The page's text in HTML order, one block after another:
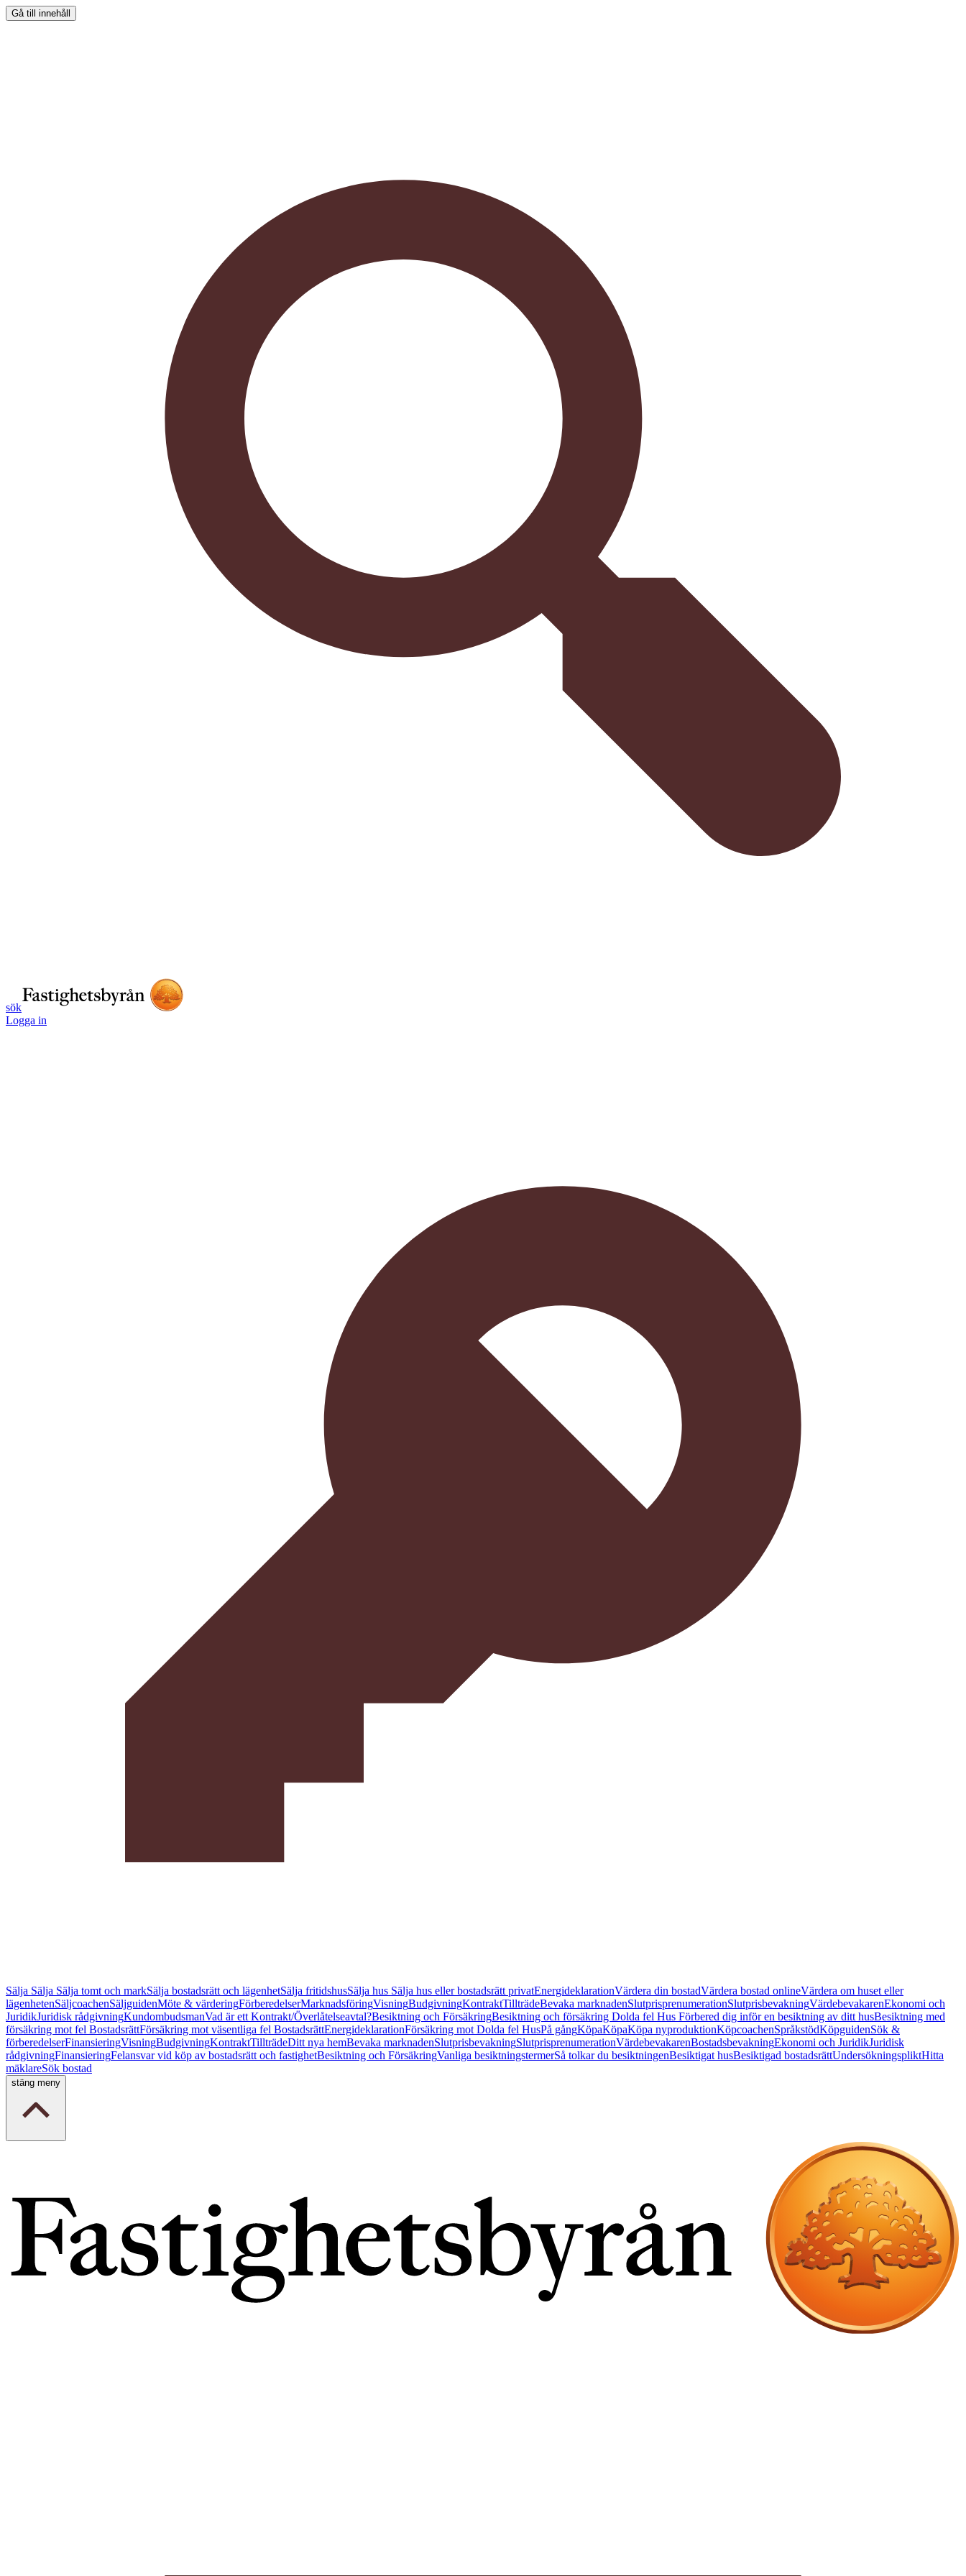
Gå till innehåll
sök
Logga in
Sälja Sälja Sälja tomt och markSälja bostadsrätt och lägenhetSälja fritidshusSälja hus Sälja hus eller bostadsrätt privatEnergideklarationVärdera din bostadVärdera bostad onlineVärdera om huset eller
lägenhetenSäljcoachenSäljguidenMöte & värderingFörberedelserMarknadsföringVisningBudgivningKontraktTillträdeBevaka marknadenSlutprisprenumerationSlutprisbevakningVärdebevakarenEkonomi och
JuridikJuridisk rådgivningKundombudsmanVad är ett Kontrakt/Överlåtelseavtal?Besiktning och FörsäkringBesiktning och försäkring Dolda fel Hus Förbered dig inför en besiktning av ditt husBesiktning med
försäkring mot fel BostadsrättFörsäkring mot väsentliga fel BostadsrättEnergideklarationFörsäkring mot Dolda fel HusPå gångKöpaKöpaKöpa nyproduktionKöpcoachenSpråkstödKöpguidenSök &
förberedelserFinansieringVisningBudgivningKontraktTillträdeDitt nya hemBevaka marknadenSlutprisbevakningSlutprisprenumerationVärdebevakarenBostadsbevakningEkonomi och JuridikJuridisk
rådgivningFinansieringFelansvar vid köp av bostadsrätt och fastighetBesiktning och FörsäkringVanliga besiktningstermerSå tolkar du besiktningenBesiktigat husBesiktigad bostadsrättUndersökningspliktHitta
mäklareSök bostad
stäng meny